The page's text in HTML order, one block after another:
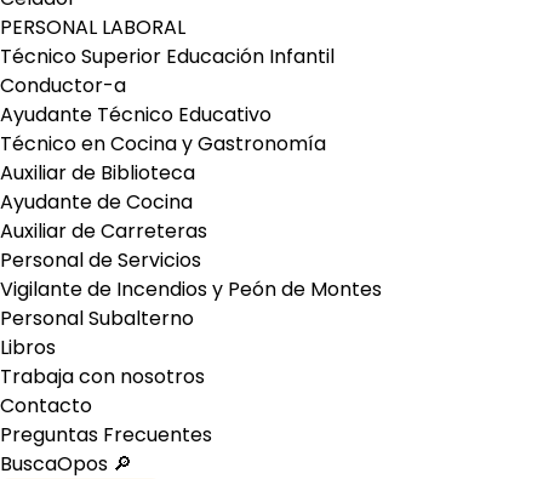
PERSONAL LABORAL
Técnico Superior Educación Infantil
Conductor-a
Ayudante Técnico Educativo
Técnico en Cocina y Gastronomía
Auxiliar de Biblioteca
Ayudante de Cocina
Auxiliar de Carreteras
Personal de Servicios
Vigilante de Incendios y Peón de Montes
Personal Subalterno
Libros
Trabaja con nosotros
Contacto
Preguntas Frecuentes
BuscaOpos 🔎